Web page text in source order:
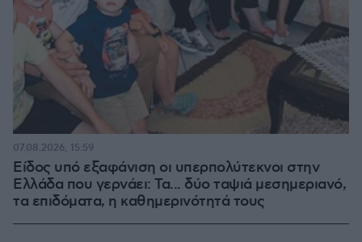
Είδος υπό εξαφάνιση οι υπερπολύτεκνοι στην
Ελλάδα που γερνάει: Τα... δύο ταψιά μεσημεριανό,
τα επιδόματα, η καθημερινότητά τους
07.08.2026, 15:59